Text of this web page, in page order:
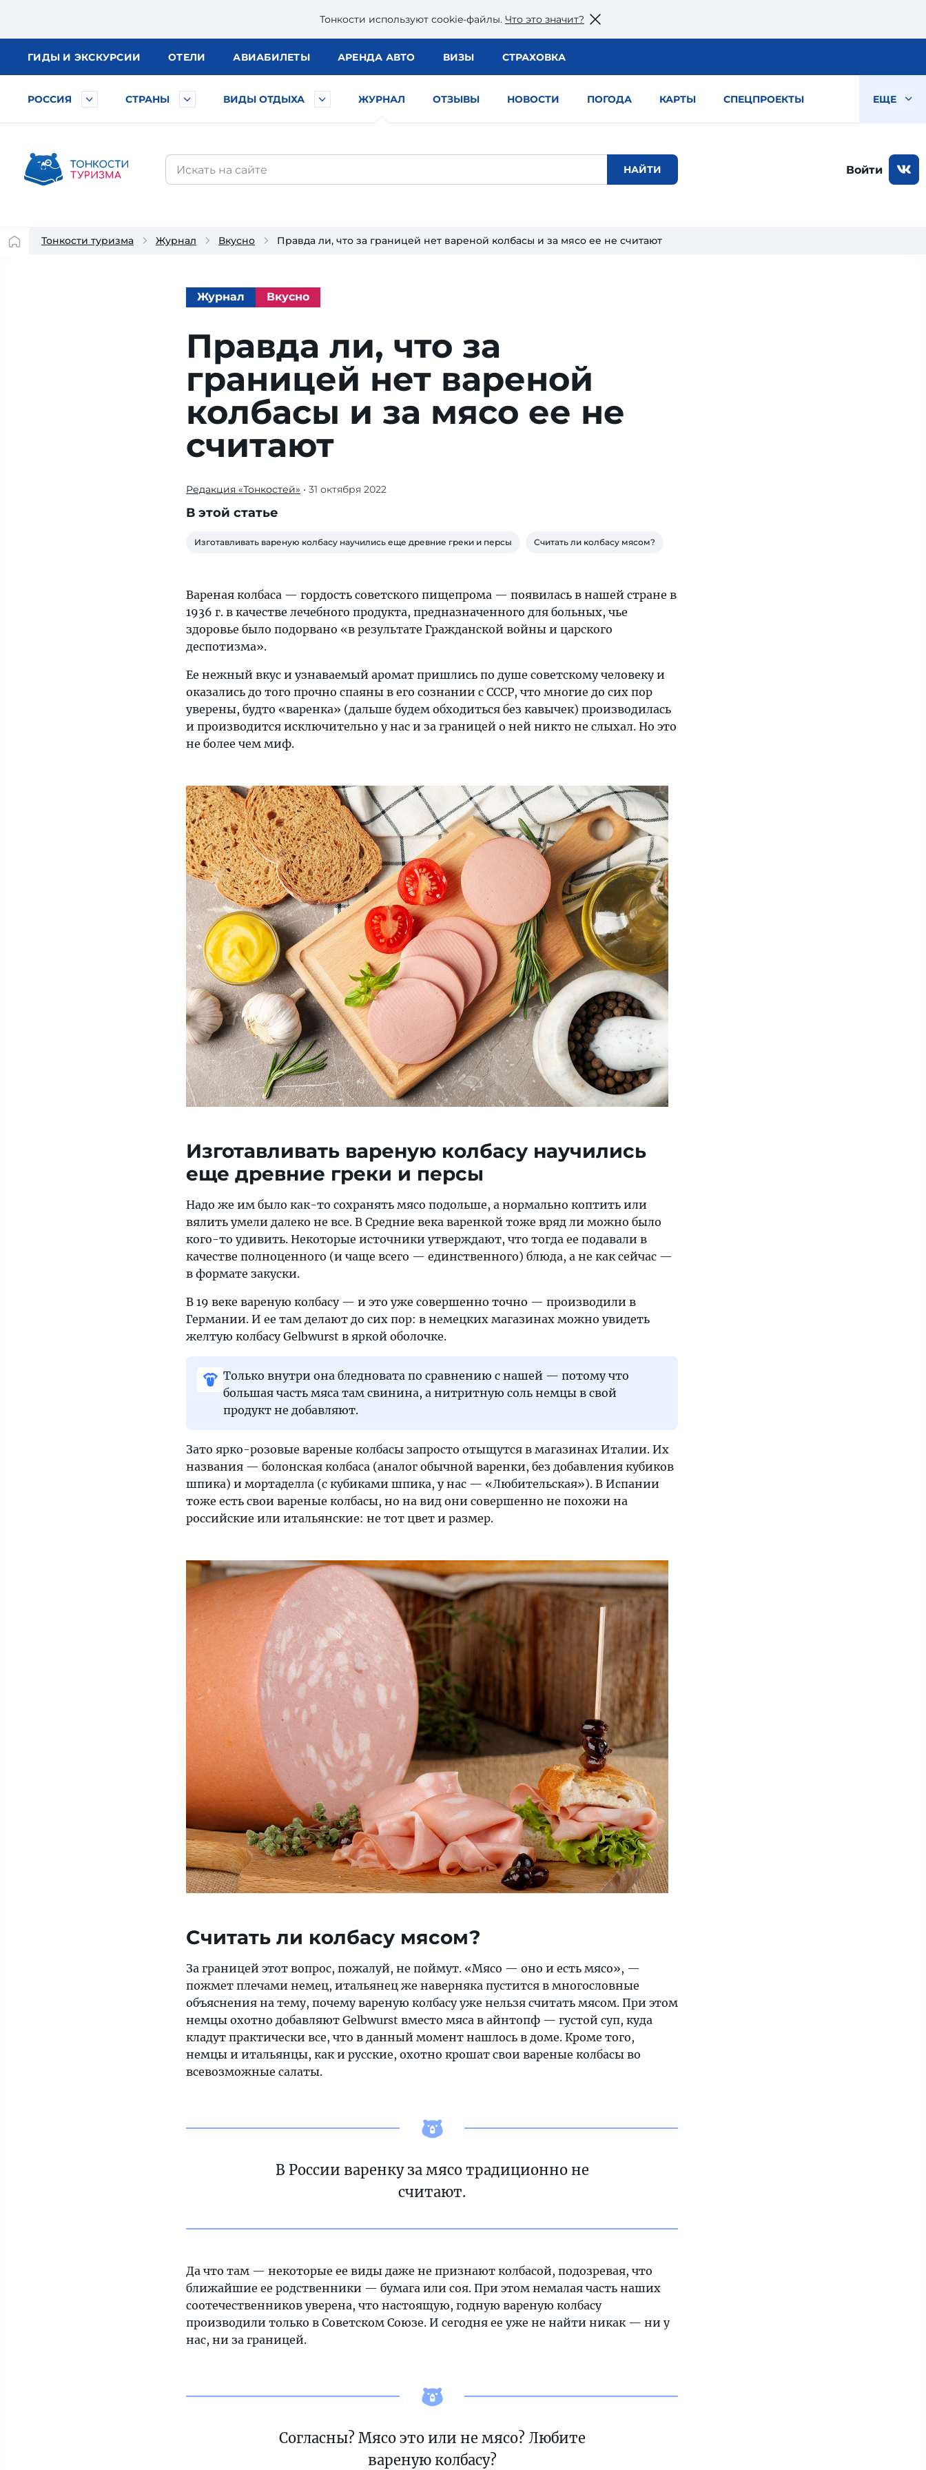
Тонкости используют сookie-файлы. Что это значит?
ГИДЫ И ЭКСКУРСИИ ОТЕЛИ АВИАБИЛЕТЫ АРЕНДА АВТО ВИЗЫ СТРАХОВКА
РОССИЯ СТРАНЫ ВИДЫ ОТДЫХА ЖУРНАЛ ОТЗЫВЫ НОВОСТИ ПОГОДА КАРТЫ СПЕЦПРОЕКТЫ ЕЩЕ
Войти
Тонкости туризма Журнал Вкусно Правда ли, что за границей нет вареной колбасы и за мясо ее не считают
Журнал Вкусно
Правда ли, что за
границей нет вареной
колбасы и за мясо ее не
считают
В
Средние
варенкой
ли
можно
было
кого-
удивить.
Некоторые
источники
утверждают,
что
ее
подавали
в
качестве
полноценного
(и
чаще
всего
—
единственного)
блюда
Редакция «Тонкостей» • 31 октября 2022
В этой статье
Изготавливать вареную колбасу научились еще древние греки и персы Cчитать ли колбасу мясом?
Вареная колбаса — гордость советского пищепрома — появилась в нашей стране в
1936 г. в качестве лечебного продукта, предназначенного для больных, чье
здоровье было подорвано «в результате Гражданской войны и царского
деспотизма».
Ее нежный вкус и узнаваемый аромат пришлись по душе советскому человеку и
оказались до того прочно спаяны в его сознании с СССР, что многие до сих пор
уверены, будто «варенка» (дальше будем обходиться без кавычек) производилась
и производится исключительно у нас и за границей о ней никто не слыхал. Но это
не более чем миф.
Изготавливать вареную колбасу научились
еще древние греки и персы
Надо же им было как-то сохранять мясо подольше, а нормально коптить или
вялить умели далеко не все. В Средние века варенкой тоже вряд ли можно было
кого-то удивить. Некоторые источники утверждают, что тогда ее подавали в
качестве полноценного (и чаще всего — единственного) блюда, а не как сейчас —
в формате закуски.
В 19 веке вареную колбасу — и это уже совершенно точно — производили в
Германии. И ее там делают до сих пор: в немецких магазинах можно увидеть
желтую колбасу Gelbwurst в яркой оболочке.
Только внутри она бледновата по сравнению с нашей — потому что
большая часть мяса там свинина, а нитритную соль немцы в свой
продукт не добавляют.
Зато ярко-розовые вареные колбасы запросто отыщутся в магазинах Италии. Их
названия — болонская колбаса (аналог обычной варенки, без добавления кубиков
шпика) и мортаделла (с кубиками шпика, у нас — «Любительская»). В Испании
тоже есть свои вареные колбасы, но на вид они совершенно не похожи на
российские или итальянские: не тот цвет и размер.
Cчитать ли колбасу мясом?
За границей этот вопрос, пожалуй, не поймут. «Мясо — оно и есть мясо», —
пожмет плечами немец, итальянец же наверняка пустится в многословные
объяснения на тему, почему вареную колбасу уже нельзя считать мясом. При этом
немцы охотно добавляют Gelbwurst вместо мяса в айнтопф — густой суп, куда
кладут практически все, что в данный момент нашлось в доме. Кроме того,
немцы и итальянцы, как и русские, охотно крошат свои вареные колбасы во
всевозможные салаты.
В России варенку за мясо традиционно не
считают.
Да что там — некоторые ее виды даже не признают колбасой, подозревая, что
ближайшие ее родственники — бумага или соя. При этом немалая часть наших
соотечественников уверена, что настоящую, годную вареную колбасу
производили только в Советском Союзе. И сегодня ее уже не найти никак — ни у
нас, ни за границей.
Согласны? Мясо это или не мясо? Любите
вареную колбасу?